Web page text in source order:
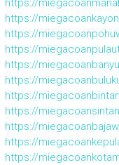
https://
https://
https://
https://
https://
https://
https://
https://
https://
https://
https://